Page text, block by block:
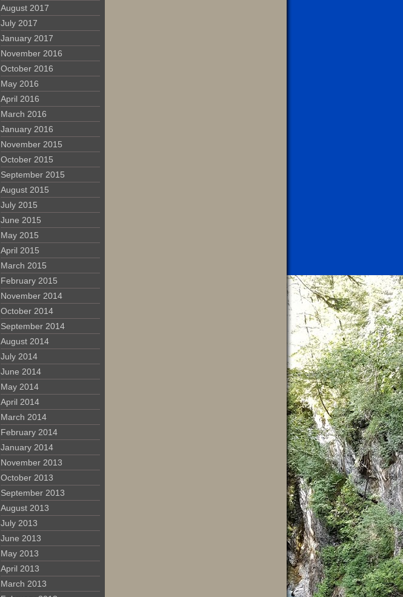
August 2017
July 2017
January 2017
November 2016
October 2016
May 2016
April 2016
March 2016
January 2016
November 2015
October 2015
September 2015
August 2015
July 2015
June 2015
May 2015
April 2015
March 2015
February 2015
November 2014
October 2014
September 2014
August 2014
July 2014
June 2014
May 2014
April 2014
March 2014
February 2014
January 2014
November 2013
October 2013
September 2013
August 2013
July 2013
June 2013
May 2013
April 2013
March 2013